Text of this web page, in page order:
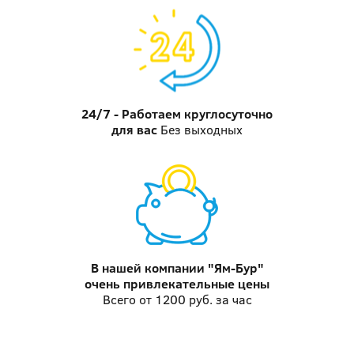
24/7 - Работаем круглосуточно
для вас Без выходных
В нашей компании "Ям-Бур"
очень привлекательные цены
Всего от 1200 руб. за час